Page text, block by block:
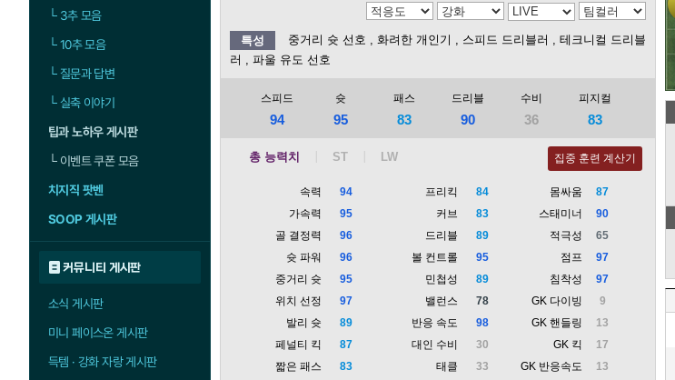
└3추 모음
└10추 모음
└질문과 답변
└실축 이야기
팁과 노하우 게시판
└이벤트 쿠폰 모음
치지직 팟벤
SOOP 게시판
커뮤니티 게시판
소식 게시판
미니 페이스온 게시판
득템 · 강화 자랑 게시판
특성 중거리 슛 선호 , 화려한 개인기 , 스피드 드리블러
, 테크니컬 드리블
러
, 파울 유도 선호
스피드
94
슛
95
패스
83
드리블
90
수비
36
피지컬
83
총 능력치 집중 훈련 계산기
속력
94
가속력
95
골 결정력
96
슛 파워
96
중거리 슛
95
위치 선정
97
발리 슛
89
페널티 킥
87
짧은 패스
83
프리킥
84
커브
83
드리블
89
볼 컨트롤
95
민첩성
89
밸런스
78
반응 속도
98
대인 수비
30
태클
33
몸싸움
87
스태미너
90
적극성
65
점프
97
침착성
97
GK 다이빙
9
GK 핸들링
13
GK 킥
17
GK 반응속도
13